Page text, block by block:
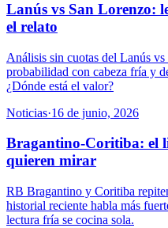
Lanús vs San Lorenzo:
el relato
Análisis sin cuotas del Lanús
probabilidad con cabeza fría y
¿Dónde está el valor?
Noticias·16 de junio, 2026
Bragantino-Coritiba: el
quieren mirar
RB Bragantino y Coritiba
historial reciente habla más
lectura fría se cocina sola.